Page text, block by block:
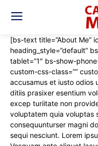
[bs-text title=”About Me”
heading_style=”default”
tablet=”1″ bs-show-
custom-css-class=””
accusamus et iusto odios
ditiis prasixer esentium
excep turiitate non
voluptatem quia voluptas
consequunturser magni
sequi nesciunt. Lorem